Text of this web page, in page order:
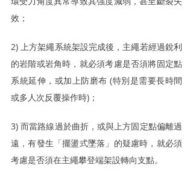
效；
2) 上方架繩系統架設完成後，主繩若經過銳利
的岩階或岩角時，就必須考慮是否須將固定點
系統延伸，或加上防磨布 (特別是需要長時間
或多人次反覆操作時)；
3) 而當路線過於曲折，或與上方固定點偏離過
遠，有發生「擺盪式墜落」的疑慮時，就必須
考慮是否須在主繩攀登端架設轉向支點。